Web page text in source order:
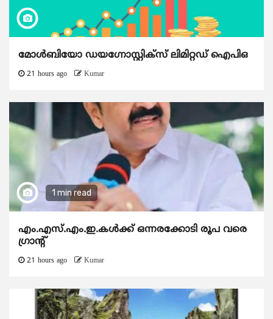
മോൾബിയോ ഡയഗ്നോസ്റ്റിക്സ് ലിമിറ്റഡ് ഐപിഒ
21 hours ago Kumar
1 min read
എം.എസ്.എം.ഇ.കൾക്ക് ഒന്നരക്കോടി രൂപ വരെ
ഗ്രാന്റ്
21 hours ago Kumar